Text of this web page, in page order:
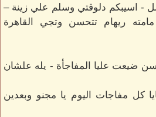
- اسيبكم دلوقتي وسلم علي زينة –
ريهام تتحسن وتجي القاهرة
ضيعت عليا المفاجأة - يله علشان
كل مفاجات اليوم يا مجنو وبعدين